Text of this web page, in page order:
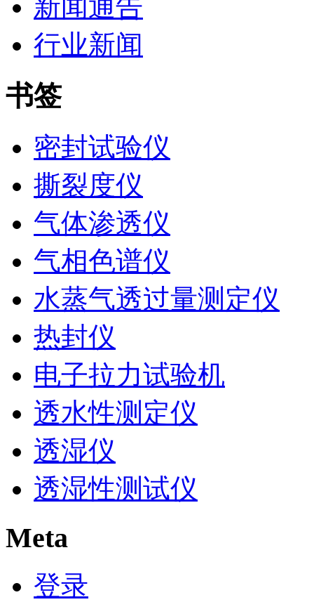
新闻通告
行业新闻
书签
密封试验仪
撕裂度仪
气体渗透仪
气相色谱仪
水蒸气透过量测定仪
热封仪
电子拉力试验机
透水性测定仪
透湿仪
透湿性测试仪
Meta
登录